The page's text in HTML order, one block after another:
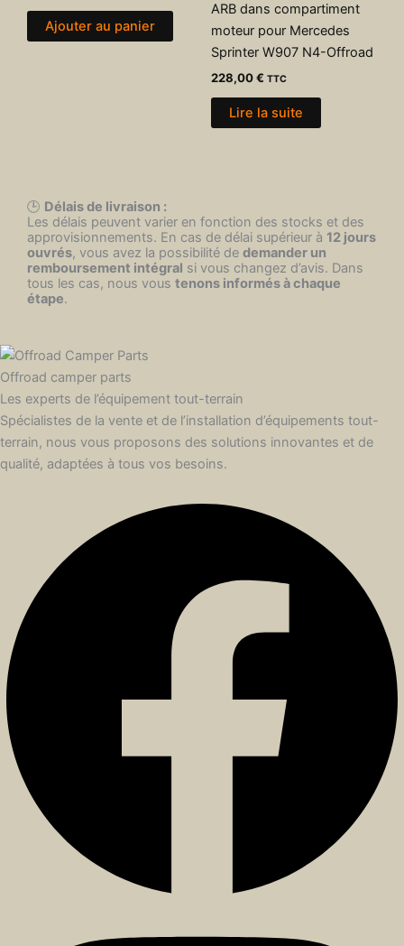
Ajouter au panier
ARB dans compartiment
moteur pour Mercedes
Sprinter W907 N4-Offroad
228,00€ TTC
Lire la suite
🕒 Délais de livraison :
Les délais peuvent varier en fonction des stocks et des
approvisionnements. En cas de délai supérieur à 12 jours
ouvrés, vous avez la possibilité de demander un
remboursement intégral si vous changez d’avis. Dans
tous les cas, nous vous tenons informés à chaque
étape.
Offroad camper parts
Les experts de l’équipement tout-terrain
Spécialistes de la vente et de l’installation d’équipements tout-
terrain, nous vous proposons des solutions innovantes et de
qualité, adaptées à tous vos besoins.